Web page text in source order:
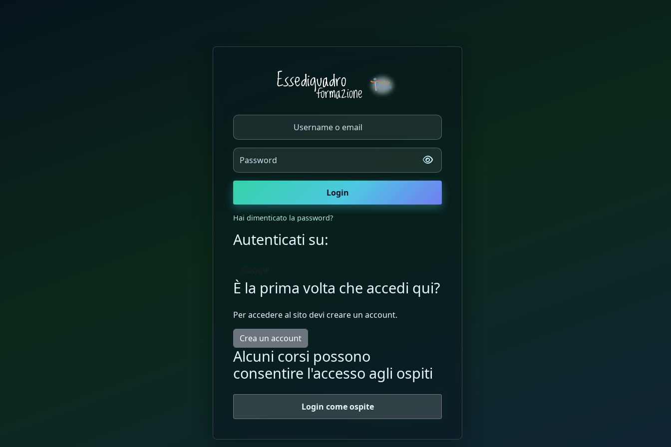
Login su Essediquadro Formazione. ATTENZIONE! Al fine di
Vai a creazione account
Username o email
Password
Login
Hai dimenticato la password?
Autenticati su:
Google
È la prima volta che accedi qui?
Per accedere al sito devi creare un account.
Crea un account
Alcuni corsi possono
consentire l'accesso agli ospiti
Login come ospite